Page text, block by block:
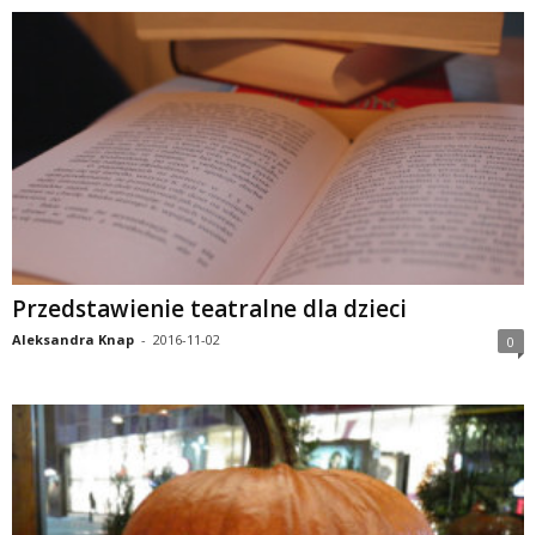
Przedstawienie teatralne dla dzieci
Aleksandra Knap - 2016-11-02 0